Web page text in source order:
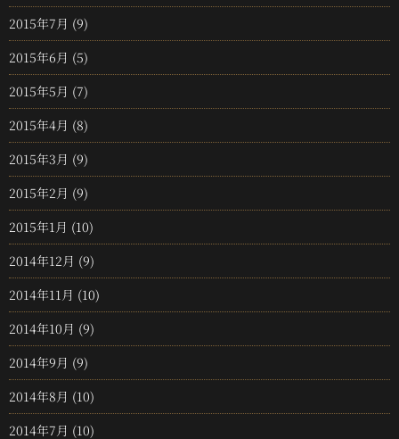
2015年7月 (9)
2015年6月 (5)
2015年5月 (7)
2015年4月 (8)
2015年3月 (9)
2015年2月 (9)
2015年1月 (10)
2014年12月 (9)
2014年11月 (10)
2014年10月 (9)
2014年9月 (9)
2014年8月 (10)
2014年7月 (10)